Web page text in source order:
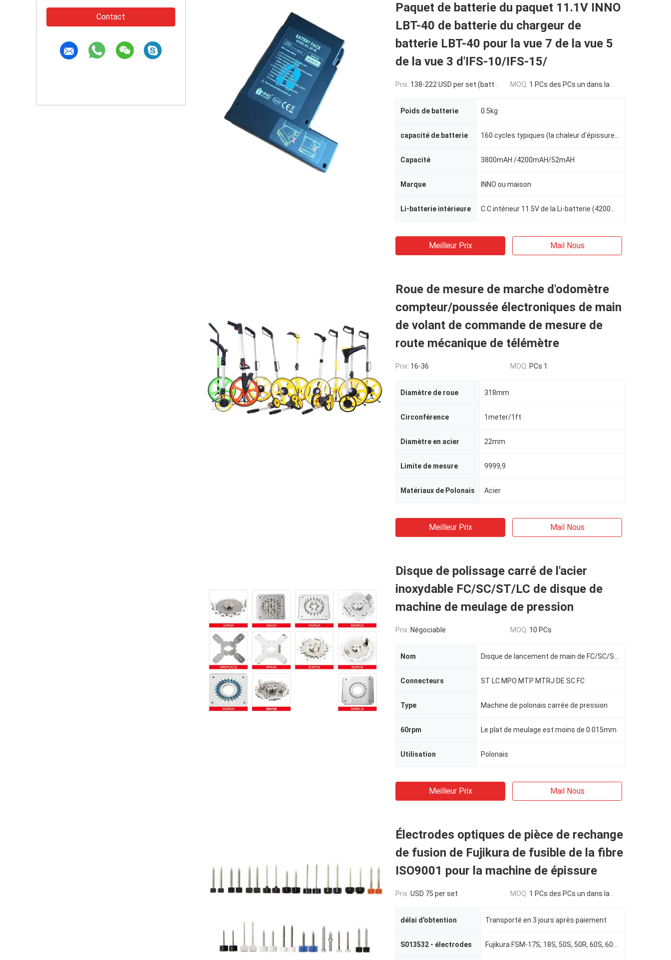
Contact
Paquet de batterie du paquet 11.1V INNO
LBT-40 de batterie du chargeur de
batterie LBT-40 pour la vue 7 de la vue 5
de la vue 3 d'IFS-10/IFS-15/
Prix: 138-222 USD per set (battery price ) MOQ: 1 PCs des PCs un dans la boîte lplastic, puis dans le carton
Poids de batterie 0.5kg
capacité de batterie
Capacité 3800mAH /4200mAH/52mAH
Marque INNO ou maison
Li-batterie intérieure
Meilleur Prix Mail Nous
Roue de mesure de marche d'odomètre
compteur/poussée électroniques de main
de volant de commande de mesure de
route mécanique de télémètre
Prix: 16-36 MOQ: PCs 1
Diamètre de roue 318mm
Circonférence 1meter/1ft
Diamètre en acier 22mm
Limite de mesure 9999,9
Matériaux de Polonais Acier
Meilleur Prix Mail Nous
Disque de polissage carré de l'acier
inoxydable FC/SC/ST/LC de disque de
machine de meulage de pression
Prix: Négociable MOQ: 10 PCs
Nom
Connecteurs ST LC MPO MTP MTRJ DE SC FC
Type Machine de polonais carrée de pression
60rpm Le plat de meulage est moins de 0.015mm
Utilisation Polonais
Meilleur Prix Mail Nous
Électrodes optiques de pièce de rechange
de fusion de Fujikura de fusible de la fibre
ISO9001 pour la machine de épissure
Prix: USD 75 per set MOQ: 1 PCs des PCs un dans la boîte lplastic, puis dans le carton
délai d'obtention Transporté en 3 jours après paiement
S013532 - électrodes